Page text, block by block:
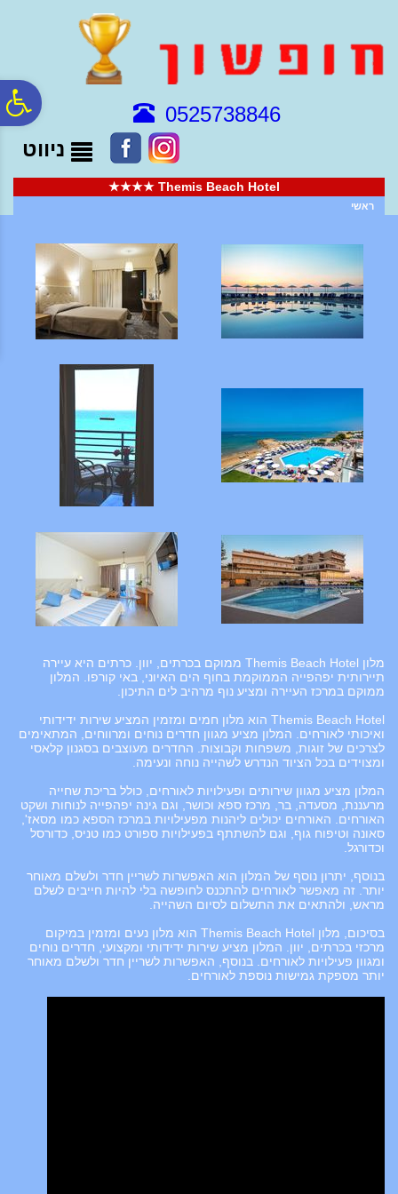
נגישות
0525738846
ניווט
Themis Beach Hotel ★★★★
ראשי
מלון Themis Beach Hotel ממוקם בכרתים, יוון. כרתים היא עיירה
תיירותית יפהפייה הממוקמת בחוף הים האיוני, באי קורפו. המלון
ממוקם במרכז העיירה ומציע נוף מרהיב לים התיכון.
Themis Beach Hotel הוא מלון חמים ומזמין המציע שירות ידידותי
ואיכותי לאורחים. המלון מציע מגוון חדרים נוחים ומרווחים, המתאימים
לצרכים של זוגות, משפחות וקבוצות. החדרים מעוצבים בסגנון קלאסי
ומצוידים בכל הציוד הנדרש לשהייה נוחה ונעימה.
המלון מציע מגוון שירותים ופעילויות לאורחים, כולל בריכת שחייה
מרעננת, מסעדה, בר, מרכז ספא וכושר, וגם גינה יפהפייה לנוחות ושקט
האורחים. האורחים יכולים ליהנות מפעילויות במרכז הספא כמו מסאז',
סאונה וטיפוח גוף, וגם להשתתף בפעילויות ספורט כמו טניס, כדורסל
וכדורגל.
בנוסף, יתרון נוסף של המלון הוא האפשרות לשריין חדר ולשלם מאוחר
יותר. זה מאפשר לאורחים להתכנס לחופשה בלי להיות חייבים לשלם
מראש, ולהתאים את התשלום לסיום השהייה.
בסיכום, מלון Themis Beach Hotel הוא מלון נעים ומזמין במיקום
מרכזי בכרתים, יוון. המלון מציע שירות ידידותי ומקצועי, חדרים נוחים
ומגוון פעילויות לאורחים. בנוסף, האפשרות לשריין חדר ולשלם מאוחר
יותר מספקת גמישות נוספת לאורחים.